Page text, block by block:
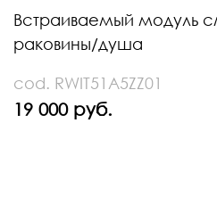
Встраиваемый модуль
раковины/душа
cod. RWIT51A5ZZ01
19 000 руб.